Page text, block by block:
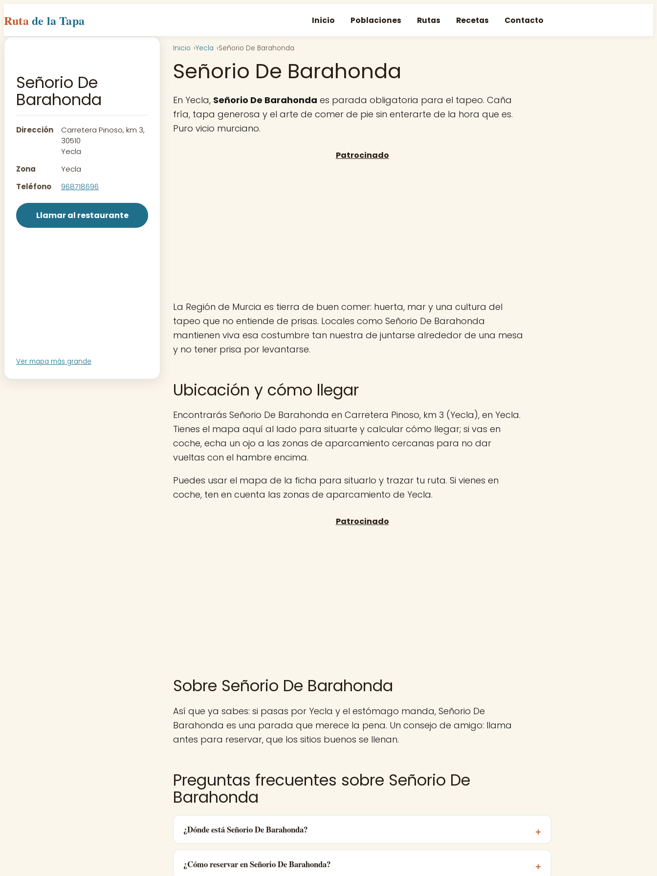
Rutade la Tapa Inicio Poblaciones Rutas Recetas Contacto
Señorio De
Barahonda
Dirección
Carretera Pinoso, km 3,
30510
Yecla
Zona
Yecla
Teléfono
968718696
Llamar al restaurante
Ver mapa más grande
Inicio Yecla Señorio De Barahonda
Señorio De Barahonda
En Yecla, Señorio De Barahonda es parada obligatoria para el tapeo. Caña
fría, tapa generosa y el arte de comer de pie sin enterarte de la hora que es.
Puro vicio murciano.
La Región de Murcia es tierra de buen comer: huerta, mar y una cultura del
tapeo que no entiende de prisas. Locales como Señorio De Barahonda
mantienen viva esa costumbre tan nuestra de juntarse alrededor de una mesa
y no tener prisa por levantarse.
Ubicación y cómo llegar
Encontrarás Señorio De Barahonda en Carretera Pinoso, km 3 (Yecla), en Yecla.
Tienes el mapa aquí al lado para situarte y calcular cómo llegar; si vas en
coche, echa un ojo a las zonas de aparcamiento cercanas para no dar
vueltas con el hambre encima.
Puedes usar el mapa de la ficha para situarlo y trazar tu ruta. Si vienes en
coche, ten en cuenta las zonas de aparcamiento de Yecla.
Sobre Señorio De Barahonda
Así que ya sabes: si pasas por Yecla y el estómago manda, Señorio De
Barahonda es una parada que merece la pena. Un consejo de amigo: llama
antes para reservar, que los sitios buenos se llenan.
Preguntas frecuentes sobre Señorio De
Barahonda
¿Dónde está Señorio De Barahonda?
¿Cómo reservar en Señorio De Barahonda?